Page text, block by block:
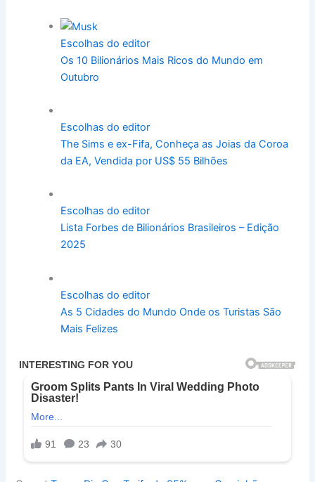
Escolhas do editor
Os 10 Bilionários Mais Ricos do Mundo em
Outubro
Escolhas do editor
The Sims e ex-Fifa, Conheça as Joias da Coroa
da EA, Vendida por US$ 55 Bilhões
Escolhas do editor
Lista Forbes de Bilionários Brasileiros – Edição
2025
Escolhas do editor
As 5 Cidades do Mundo Onde os Turistas São
Mais Felizes